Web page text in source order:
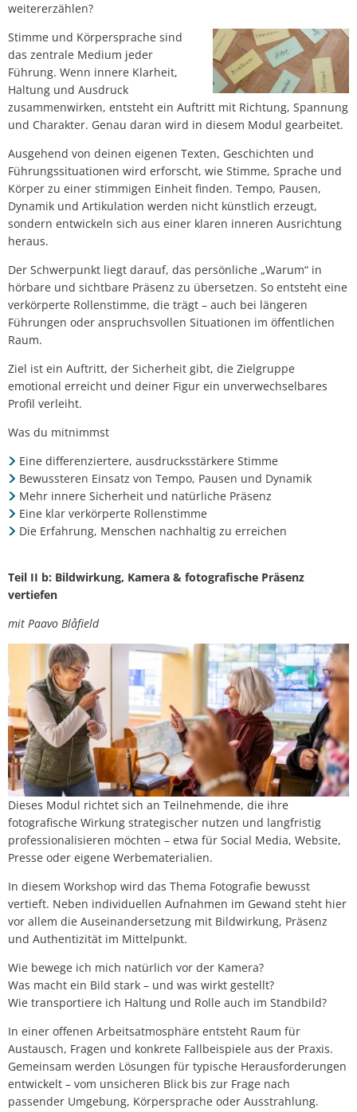
weitererzählen?
Stimme und Körpersprache sind
das zentrale Medium jeder
Führung. Wenn innere Klarheit,
Haltung und Ausdruck
zusammenwirken, entsteht ein Auftritt mit Richtung, Spannung
und Charakter. Genau daran wird in diesem Modul gearbeitet.
Ausgehend von deinen eigenen Texten, Geschichten und
Führungssituationen wird erforscht, wie Stimme, Sprache und
Körper zu einer stimmigen Einheit finden. Tempo, Pausen,
Dynamik und Artikulation werden nicht künstlich erzeugt,
sondern entwickeln sich aus einer klaren inneren Ausrichtung
heraus.
Der Schwerpunkt liegt darauf, das persönliche „Warum“ in
hörbare und sichtbare Präsenz zu übersetzen. So entsteht eine
verkörperte Rollenstimme, die trägt – auch bei längeren
Führungen oder anspruchsvollen Situationen im öffentlichen
Raum.
Ziel ist ein Auftritt, der Sicherheit gibt, die Zielgruppe
emotional erreicht und deiner Figur ein unverwechselbares
Profil verleiht.
Was du mitnimmst
Eine differenziertere, ausdrucksstärkere Stimme
Bewussteren Einsatz von Tempo, Pausen und Dynamik
Mehr innere Sicherheit und natürliche Präsenz
Eine klar verkörperte Rollenstimme
Die Erfahrung, Menschen nachhaltig zu erreichen
Teil II b: Bildwirkung, Kamera & fotografische Präsenz
vertiefen
mit Paavo Blåfield
Dieses Modul richtet sich an Teilnehmende, die ihre
fotografische Wirkung strategischer nutzen und langfristig
professionalisieren möchten – etwa für Social Media, Website,
Presse oder eigene Werbematerialien.
In diesem Workshop wird das Thema Fotografie bewusst
vertieft. Neben individuellen Aufnahmen im Gewand steht hier
vor allem die Auseinandersetzung mit Bildwirkung, Präsenz
und Authentizität im Mittelpunkt.
Wie bewege ich mich natürlich vor der Kamera?
Was macht ein Bild stark – und was wirkt gestellt?
Wie transportiere ich Haltung und Rolle auch im Standbild?
In einer offenen Arbeitsatmosphäre entsteht Raum für
Austausch, Fragen und konkrete Fallbeispiele aus der Praxis.
Gemeinsam werden Lösungen für typische Herausforderungen
entwickelt – vom unsicheren Blick bis zur Frage nach
passender Umgebung, Körpersprache oder Ausstrahlung.